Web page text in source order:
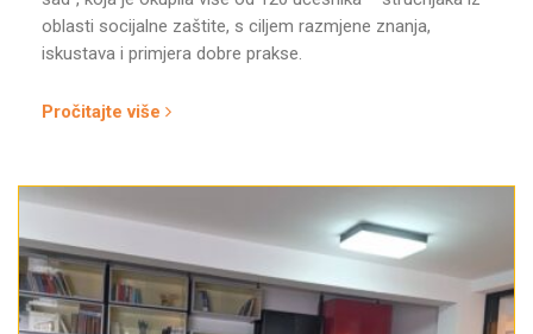
oblasti socijalne zaštite, s ciljem razmjene znanja,
iskustava i primjera dobre prakse.
Pročitajte više